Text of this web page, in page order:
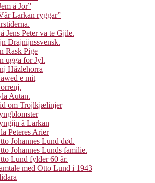
å Jor”
Larkan ryggar”
Jens Peter va te Gjile.
Drajnijnssvensk.
Rask Pige
ugga for Jyl.
Hâzlehorra
e mit
Autan.
om Trojlkjælinjer
å Larkan
Peteres Arier
Johannes Lund død.
Johannes Lunds familie.
Lund fylder 60 år.
med Otto Lund i 1943